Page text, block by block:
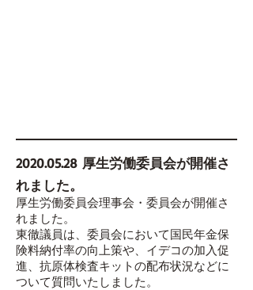
2020.05.28 厚生労働委員会が開催さ
れました。
厚生労働委員会理事会・委員会が開催さ
れました。
東徹議員は、委員会において国民年金保
険料納付率の向上策や、イデコの加入促
進、抗原体検査キットの配布状況などに
ついて質問いたしました。